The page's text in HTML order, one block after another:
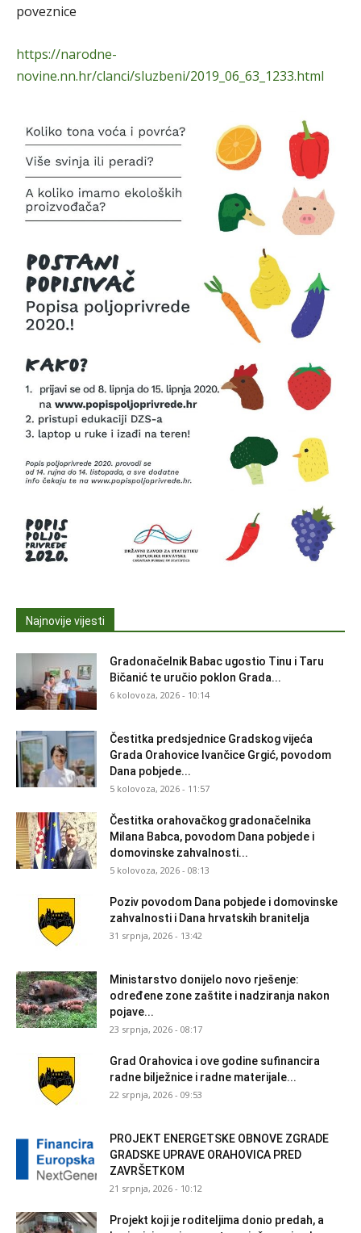
poveznice
https://narodne-
novine.nn.hr/clanci/sluzbeni/2019_06_63_1233.html
Najnovije vijesti
Gradonačelnik Babac ugostio Tinu i Taru
Bičanić te uručio poklon Grada...
6 kolovoza, 2026 - 10:14
Čestitka predsjednice Gradskog vijeća
Grada Orahovice Ivančice Grgić, povodom
Dana pobjede...
5 kolovoza, 2026 - 11:57
Čestitka orahovačkog gradonačelnika
Milana Babca, povodom Dana pobjede i
domovinske zahvalnosti...
5 kolovoza, 2026 - 08:13
Poziv povodom Dana pobjede i domovinske
zahvalnosti i Dana hrvatskih branitelja
31 srpnja, 2026 - 13:42
Ministarstvo donijelo novo rješenje:
određene zone zaštite i nadziranja nakon
pojave...
23 srpnja, 2026 - 08:17
Grad Orahovica i ove godine sufinancira
radne bilježnice i radne materijale...
22 srpnja, 2026 - 09:53
PROJEKT ENERGETSKE OBNOVE ZGRADE
GRADSKE UPRAVE ORAHOVICA PRED
ZAVRŠETKOM
21 srpnja, 2026 - 10:12
Projekt koji je roditeljima donio predah, a